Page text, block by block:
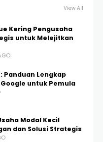
View All
Kering Pengusaha
untuk Melejitkan
Panduan Lengkap
untuk Pemula
Modal Kecil
dan Solusi Strategis